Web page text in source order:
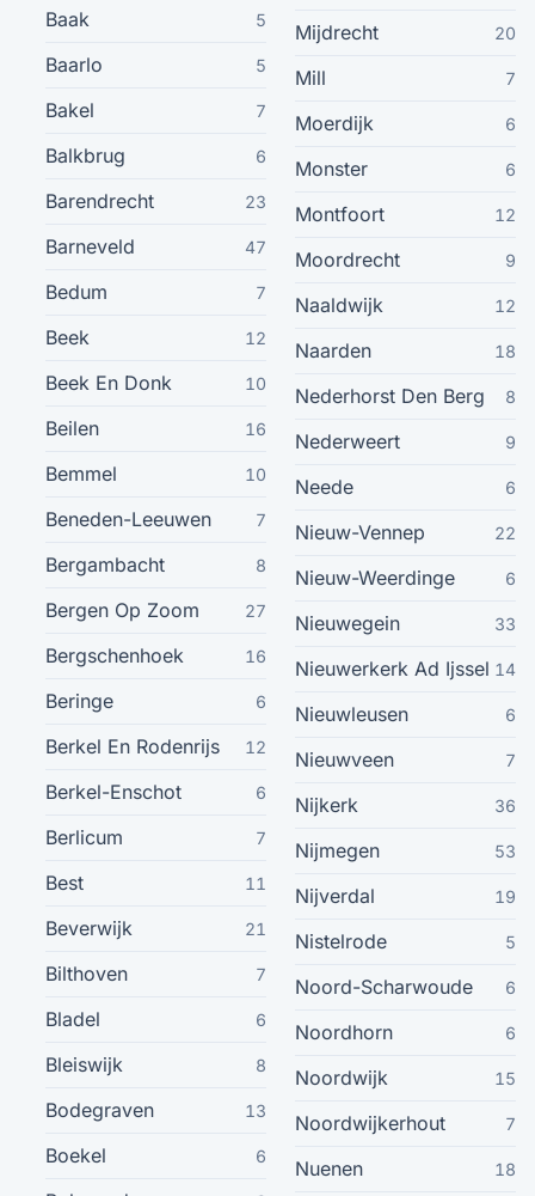
Heerenveen
Assen
Heerhugowaard
Tiel
33
Hoofddorp
Lelystad
Ridderkerk
Vlaardingen
Zwaag
Wijchen
Heemskerk
Maastricht
Spijkenisse
Oosterhout
Baak 5
Baarlo 5
Bakel 7
Balkbrug 6
Barendrecht 23
Barneveld 47
Bedum 7
Beek 12
Beek En Donk 10
Beilen 16
Bemmel 10
Beneden-Leeuwen 7
Bergambacht 8
Bergen Op Zoom 27
Bergschenhoek 16
Beringe 6
Berkel En Rodenrijs 12
Berkel-Enschot 6
Berlicum 7
Best 11
Beverwijk 21
Bilthoven 7
Bladel 6
Bleiswijk 8
Bodegraven 13
Boekel 6
Mijdrecht 20
Mill 7
Moerdijk 6
Monster 6
Montfoort 12
Moordrecht 9
Naaldwijk 12
Naarden 18
Nederhorst Den Berg 8
Nederweert 9
Neede 6
Nieuw-Vennep 22
Nieuw-Weerdinge 6
Nieuwegein 33
Nieuwerkerk Ad Ijssel 14
Nieuwleusen 6
Nieuwveen 7
Nijkerk 36
Nijmegen 53
Nijverdal 19
Nistelrode 5
Noord-Scharwoude 6
Noordhorn 6
Noordwijk 15
Noordwijkerhout 7
Nuenen 18